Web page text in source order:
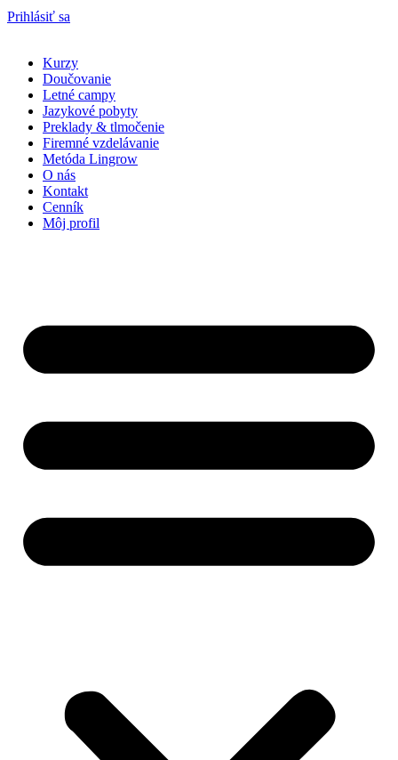
Prihlásiť sa
Kurzy
Doučovanie
Letné campy
Jazykové pobyty
Preklady & tlmočenie
Firemné vzdelávanie
Metóda Lingrow
O nás
Kontakt
Cenník
Môj profil